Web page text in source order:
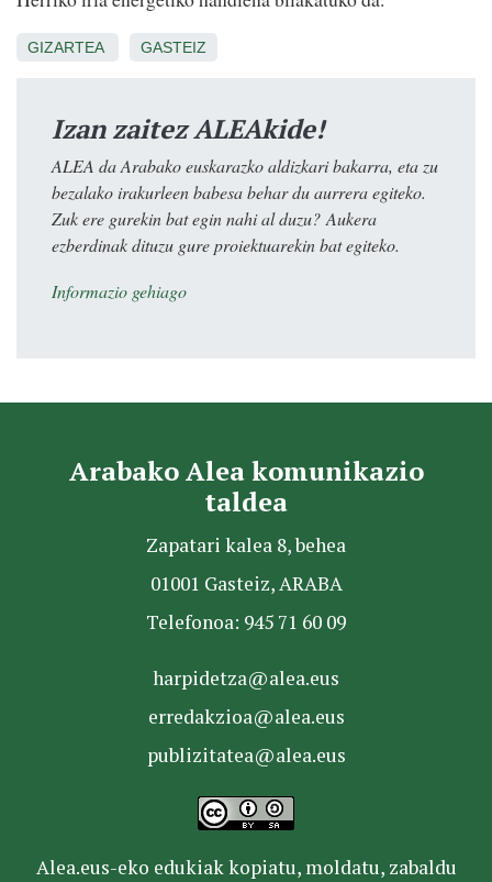
GIZARTEA GASTEIZ
Izan zaitez ALEAkide!
ALEA da Arabako euskarazko aldizkari bakarra, eta zu
bezalako irakurleen babesa behar du aurrera egiteko.
Zuk ere gurekin bat egin nahi al duzu? Aukera
ezberdinak dituzu gure proiektuarekin bat egiteko.
Informazio gehiago
Arabako Alea komunikazio
taldea
Zapatari kalea 8, behea
01001 Gasteiz, ARABA
Telefonoa: 945 71 60 09
harpidetza@alea.eus
erredakzioa@alea.eus
publizitatea@alea.eus
Alea.eus-eko edukiak kopiatu, moldatu, zabaldu